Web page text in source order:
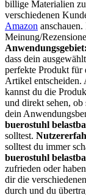
billige Materialien
verschiedenen
Amazon
Meinung/
Anwendungsgebiet:
dass dein
perfekte Produkt für
Artikel entscheiden.
kannst du die
und direkt sehen, ob
dein
buerostuhl
solltest.
solltest du immer
buerostuhl
zufrieden oder
dir die
durch und du